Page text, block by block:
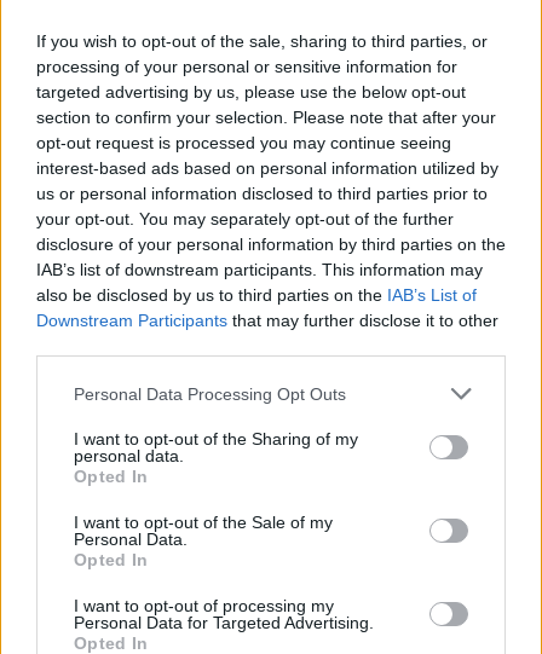
If you wish to opt-out of the sale, sharing to third parties, or
processing of your personal or sensitive information for
targeted advertising by us, please use the below opt-out
section to confirm your selection. Please note that after your
opt-out request is processed you may continue seeing
interest-based ads based on personal information utilized by
us or personal information disclosed to third parties prior to
your opt-out. You may separately opt-out of the further
disclosure of your personal information by third parties on the
IAB’s list of downstream participants. This information may
also be disclosed by us to third parties on the IAB’s List of
Downstream Participants that may further disclose it to other
Personal Data Processing Opt Outs
I want to opt-out of the Sharing of my
personal data.
Opted In
I want to opt-out of the Sale of my
Personal Data.
Opted In
I want to opt-out of processing my
Personal Data for Targeted Advertising.
Opted In
Huthive shtojnë rrezikun e
zgjerimit të luftës
Vrasja e 20-vjeçarit në Korçë/
Zbardhet dëshmia e autorit,
shkak ngacmimi i të dashurës
nga viktima